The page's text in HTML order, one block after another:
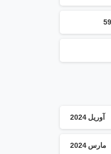
آوریل 2024
مارس 2024